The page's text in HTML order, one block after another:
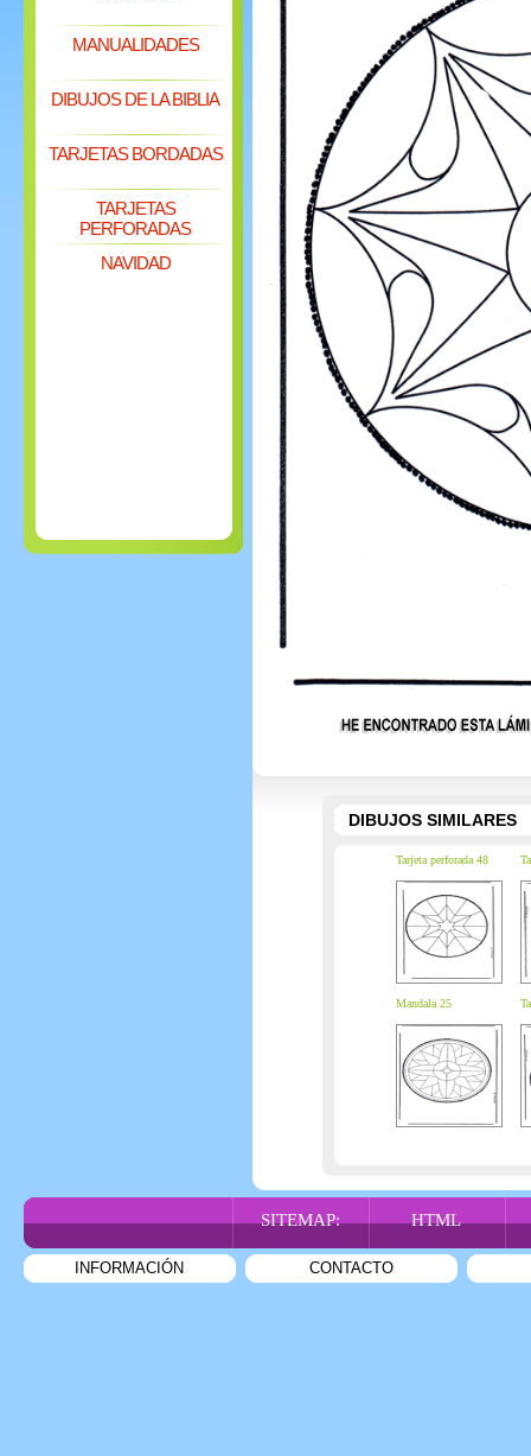
MANUALIDADES
DIBUJOS DE LA BIBLIA
TARJETAS BORDADAS
TARJETAS
PERFORADAS
NAVIDAD
DIBUJOS SIMILARES
Tarjeta perforada 48
Mandala 25
SITEMAP: HTML
INFORMACIÓN CONTACTO